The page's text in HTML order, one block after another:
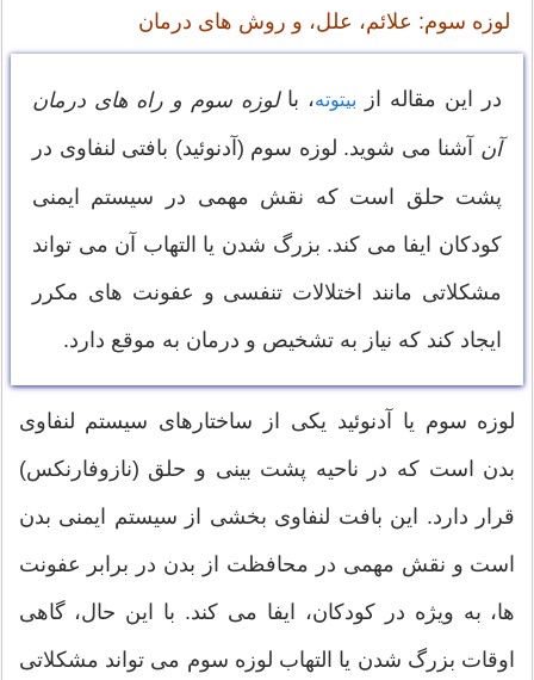
لوزه سوم: علائم، علل، و روش های درمان
در این مقاله از بیتوته، بالوزه سوم و راه های درمان
آن آشنا می شوید. لوزه سوم (آدنوئید) بافتی لنفاوی در
پشت حلق است که نقش مهمی در سیستم ایمنی
کودکان ایفا می کند. بزرگ شدن یا التهاب آن می تواند
مشکلاتی مانند اختلالات تنفسی و عفونت های مکرر
ایجاد کند که نیاز به تشخیص و درمان به موقع دارد.
لوزه سوم یا آدنوئید یکی از ساختارهای سیستم لنفاوی
بدن است که در ناحیه پشت بینی و حلق (نازوفارنکس)
قرار دارد. این بافت لنفاوی بخشی از سیستم ایمنی بدن
است و نقش مهمی در محافظت از بدن در برابر عفونت
ها، به ویژه در کودکان، ایفا می کند. با این حال، گاهی
اوقات بزرگ شدن یا التهاب لوزه سوم می تواند مشکلاتی